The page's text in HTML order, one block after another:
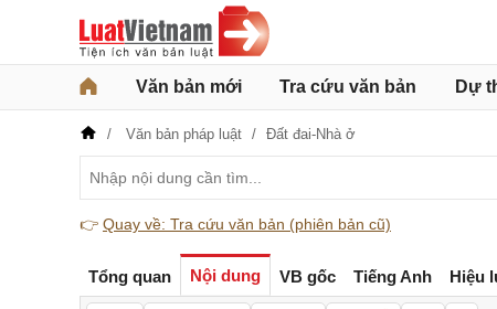
Văn bản mới Tra cứu văn bản Dự
Văn bản pháp luật Đất đai-Nhà ở
👉 Quay về: Tra cứu văn bản (phiên bản cũ)
Tổng quan Nội dung VB gốc Tiếng Anh Hiệu